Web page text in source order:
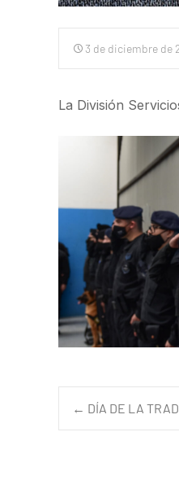
3 de diciembre de
La División
← DÍA DE LA